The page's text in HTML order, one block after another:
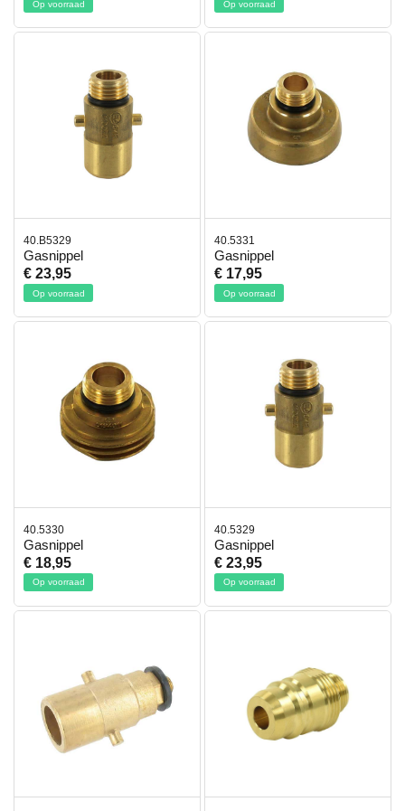
Op voorraad Op voorraad
40.B5329
Gasnippel
€ 23,95
Op voorraad
40.5331
Gasnippel
€ 17,95
Op voorraad
40.5330
Gasnippel
€ 18,95
Op voorraad
40.5329
Gasnippel
€ 23,95
Op voorraad